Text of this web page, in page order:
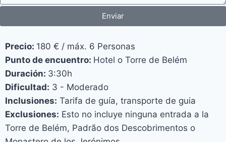
Enviar
Precio: 180 € / máx. 6 Personas
Punto de encuentro: Hotel o Torre de Belém
Duración: 3:30h
Dificultad: 3 - Moderado
Inclusiones: Tarifa de guía, transporte de guia
Exclusiones: Esto no incluye ninguna entrada a la
Torre de Belém, Padrão dos Descobrimentos o